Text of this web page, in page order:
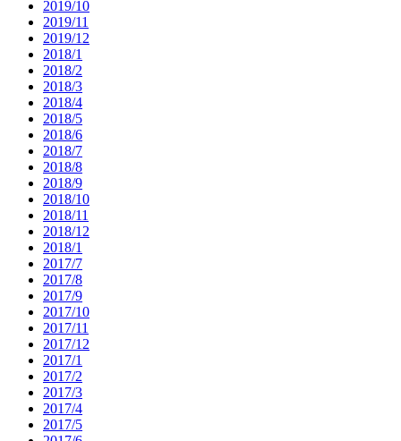
2019/10
2019/11
2019/12
2018/1
2018/2
2018/3
2018/4
2018/5
2018/6
2018/7
2018/8
2018/9
2018/10
2018/11
2018/12
2018/1
2017/7
2017/8
2017/9
2017/10
2017/11
2017/12
2017/1
2017/2
2017/3
2017/4
2017/5